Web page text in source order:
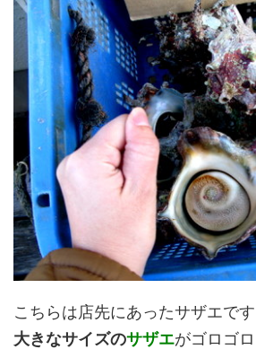
こちらは店先にあったサザエで
大きなサイズのサザエがゴロゴロ